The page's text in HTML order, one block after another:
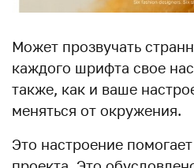
Может прозвучать
каждого шрифта свое
также, как и ваше
меняться от окружения.
Это настроение